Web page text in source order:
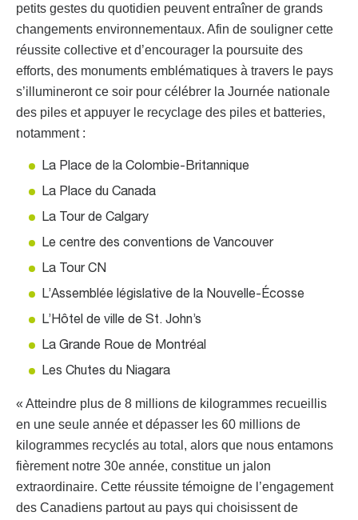
petits gestes du quotidien peuvent entraîner de grands
changements environnementaux. Afin de souligner cette
réussite collective et d’encourager la poursuite des
efforts, des monuments emblématiques à travers le pays
s’illumineront ce soir pour célébrer la Journée nationale
des piles et appuyer le recyclage des piles et batteries,
notamment :
La Place de la Colombie-Britannique
La Place du Canada
La Tour de Calgary
Le centre des conventions de Vancouver
La Tour CN
L’Assemblée législative de la Nouvelle-Écosse
L’Hôtel de ville de St. John’s
La Grande Roue de Montréal
Les Chutes du Niagara
« Atteindre plus de 8 millions de kilogrammes recueillis
en une seule année et dépasser les 60 millions de
kilogrammes recyclés au total, alors que nous entamons
fièrement notre 30e année, constitue un jalon
extraordinaire. Cette réussite témoigne de l’engagement
des Canadiens partout au pays qui choisissent de